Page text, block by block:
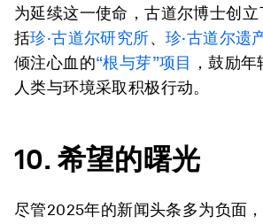
为延续这一使命，古道尔博士创
括珍·古道尔研究所、珍·古道尔遗
倾注心血的“根与芽”项目 ，鼓励年
人类与环境采取积极行动。
10. 希望的曙光
尽管2025年的新闻头条多为负面